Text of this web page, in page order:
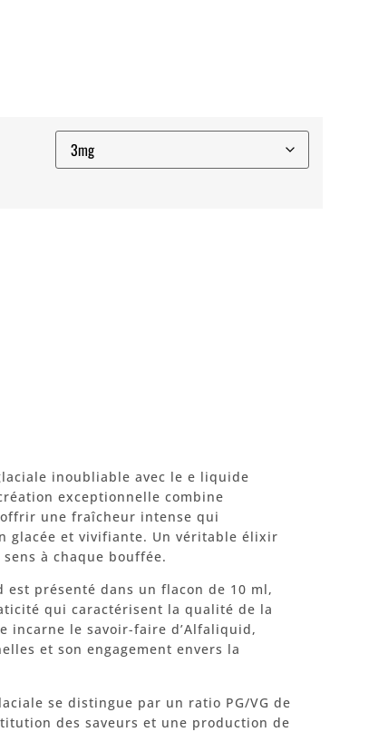
inoubliable avec le e liquide
exceptionnelle combine
une fraîcheur intense qui
glacée et vivifiante. Un véritable élixir
à chaque bouffée.
présenté dans un flacon de 10 ml,
qui caractérisent la qualité de la
incarne le savoir-faire d’Alfaliquid,
et son engagement envers la
se distingue par un ratio PG/VG de
des saveurs et une production de